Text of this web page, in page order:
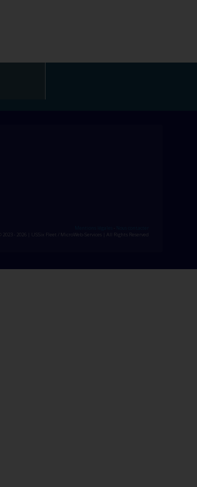
© 2023 - 2026 | USSix Fleet / MicroWeb-Services | All Rights Reserved